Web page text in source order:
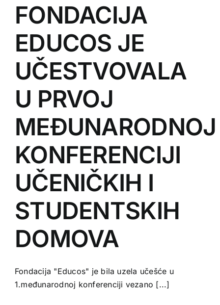
FONDACIJA
EDUCOS JE
UČESTVOVALA
U PRVOJ
MEĐUNARODNOJ
KONFERENCIJI
UČENIČKIH I
STUDENTSKIH
DOMOVA
Fondacija "Educos" je bila uzela učešće u
1.međunarodnoj konferenciji vezano [...]